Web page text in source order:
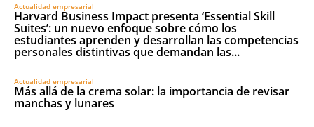
Actualidad empresarial
Harvard Business Impact presenta ‘Essential Skill
Suites’: un nuevo enfoque sobre cómo los
estudiantes aprenden y desarrollan las competencias
personales distintivas que demandan las...
Actualidad empresarial
Más allá de la crema solar: la importancia de revisar
manchas y lunares